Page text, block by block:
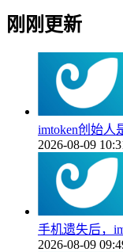
刚刚更新
imtoken创始人
2026-08-09
手机遗失后，
2026-08-09